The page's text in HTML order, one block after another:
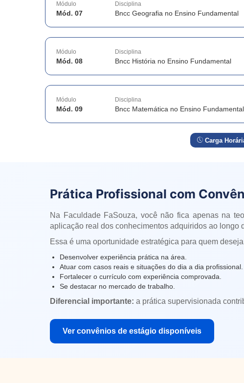
Módulo
Mód. 07
Disciplina
Bncc Geografia no Ensino Fundamental
Módulo
Mód. 08
Disciplina
Bncc História no Ensino Fundamental
Módulo
Mód. 09
Disciplina
Bncc Matemática no Ensino Fundamental
Carga
Prática Profissional com
Na Faculdade FaSouza, você não fica apenas na
aplicação real dos conhecimentos adquiridos ao longo
Essa é uma oportunidade estratégica para quem
Desenvolver experiência prática na área.
Atuar com casos reais e situações do dia a dia profissional.
Fortalecer o currículo com experiência comprovada.
Se destacar no mercado de trabalho.
Diferencial importante: a prática supervisionada
Ver convênios de estágio disponíveis